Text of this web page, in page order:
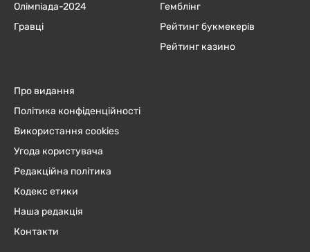
Олімпіада-2024
Гравці
Гемблінг
Рейтинг букмекерів
Рейтинг казино
Про видання
Політика конфіденційності
Використання cookies
Угода користувача
Редакційна політика
Кодекс етики
Наша редакція
Контакти